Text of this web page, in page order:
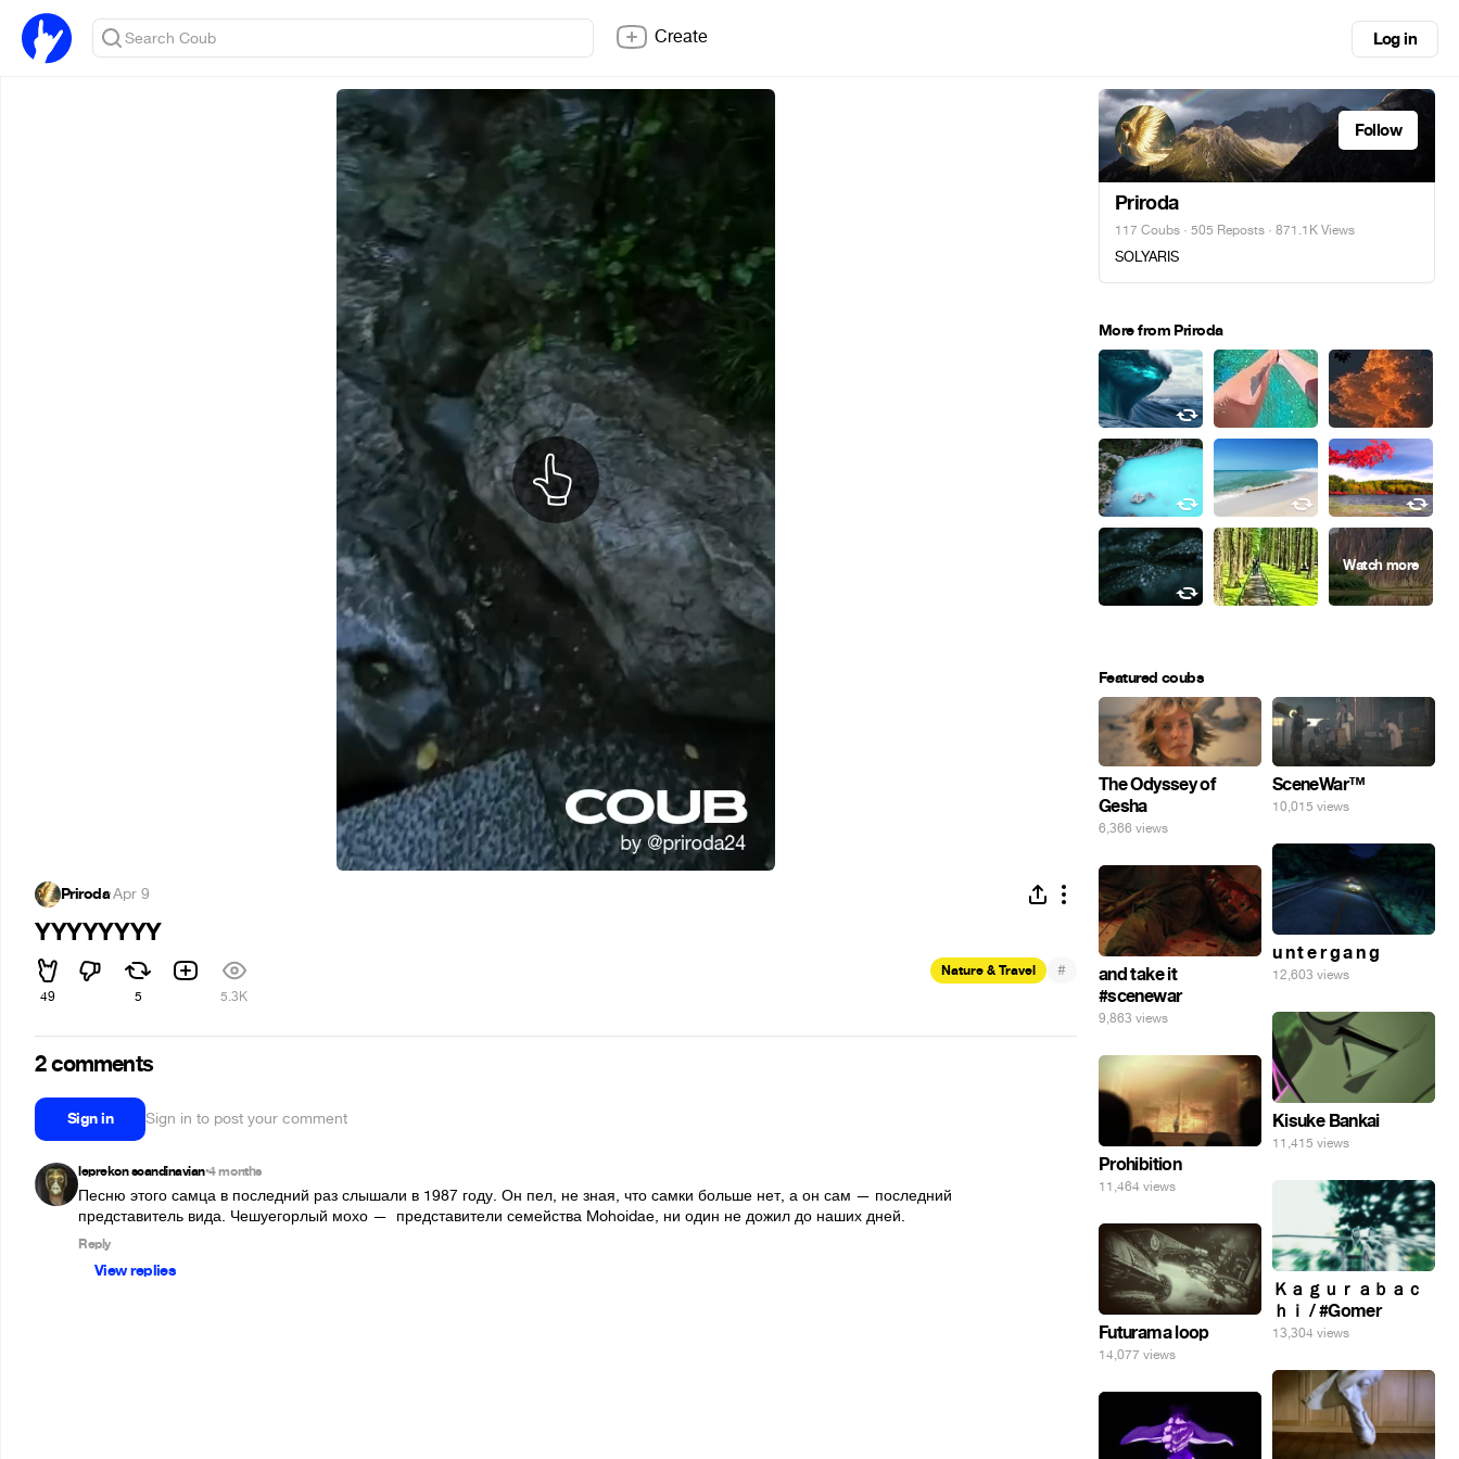
Create Log in
Priroda·Apr 9
YYYYYYYY
49 5 5.3K
Nature & Travel #
2 comments
Sign in Sign in to post your comment
leprekon scandinavian•4 months
Песню этого самца в последний раз слышали в 1987 году. Он пел, не зная, что самки больше нет, а он сам — последний
представитель вида. Чешуегорлый мохо —  представители семейства Mohoidae, ни один не дожил до наших дней.
Reply
View replies
Follow
Priroda
117 Coubs · 505 Reposts · 871.1K Views
SOLYARIS
More from Priroda
Featured coubs
The Odyssey of
Gesha
6,366 views
SceneWar™
10,015 views
u n t e r g a n g
12,603 views
and take it
#scenewar
9,863 views
Kisuke Bankai
11,415 views
Prohibition
11,464 views
Ｋａｇｕｒａｂａｃ
ｈｉ / #Gomer
13,304 views
Futurama loop
14,077 views